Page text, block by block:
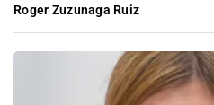
Roger Zuzunaga Ruiz